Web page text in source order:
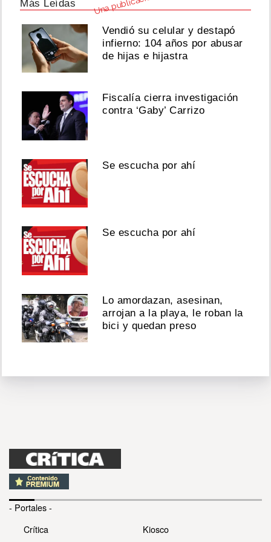
Más Leídas
Vendió su celular y destapó
infierno: 104 años por abusar
de hijas e hijastra
Fiscalía cierra investigación
contra ‘Gaby’ Carrizo
Se escucha por ahí
Se escucha por ahí
Lo amordazan, asesinan,
arrojan a la playa, le roban la
bici y quedan preso
- Portales -
Crítica
Kiosco